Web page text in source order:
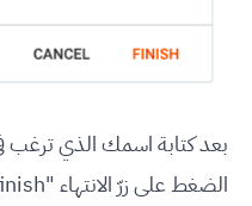
بعد كتابة اسمك الذي ترغب